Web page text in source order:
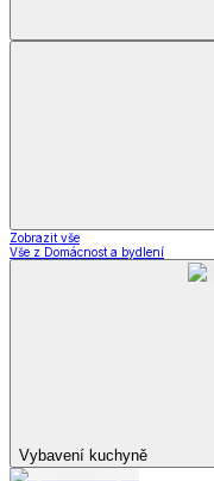
Zobrazit vše
Vše z Domácnost a bydlení
Vybavení kuchyně